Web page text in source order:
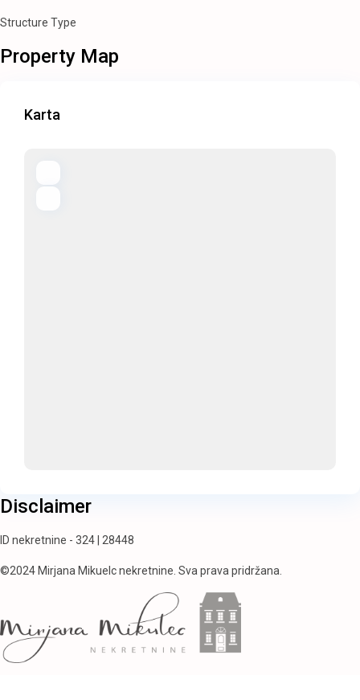
Structure Type
Property Map
Karta
Disclaimer
ID nekretnine - 324 | 28448
©2024 Mirjana Mikuelc nekretnine. Sva prava pridržana.